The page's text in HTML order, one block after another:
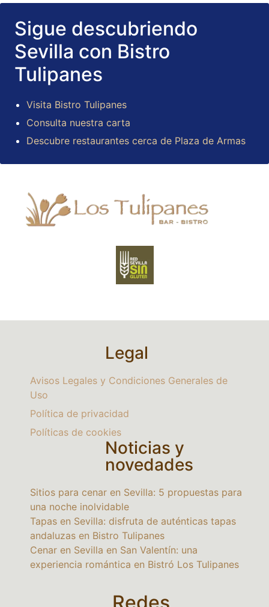
Sigue descubriendo
Sevilla con Bistro
Tulipanes
Visita Bistro Tulipanes
Consulta nuestra carta
Descubre restaurantes cerca de Plaza de Armas
Legal
Avisos Legales y Condiciones Generales de
Uso
Política de privacidad
Políticas de cookies
Noticias y
novedades
Sitios para cenar en Sevilla: 5 propuestas para
una noche inolvidable
Tapas en Sevilla: disfruta de auténticas tapas
andaluzas en Bistro Tulipanes
Cenar en Sevilla en San Valentín: una
experiencia romántica en Bistró Los Tulipanes